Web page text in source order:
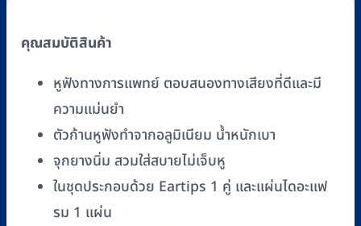
ADULT,HUNTER
GREEN
(GS-
071-
HG)
ชิ้น
คุณสมบัติสินค้า
หูฟังทางการแพทย์ ตอบสนองทางเสียงที่ดีและมี
ความแม่นยำ
ตัวก้านหูฟังทำจากอลูมิเนียม น้ำหนักเบา
จุกยางนิ่ม สวมใส่สบายไม่เจ็บหู
ในชุดประกอบด้วย Eartips 1 คู่ และแผ่นไดอะแฟ
รม 1 แผ่น